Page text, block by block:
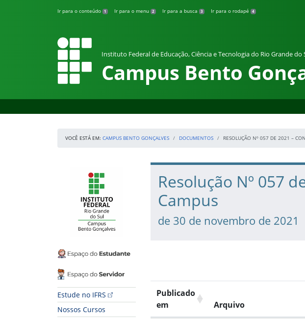
Ir para o conteúdo 1 Ir para o menu 2 Ir para a busca 3 Ir para o rodapé 4
Instituto Federal de Educação, Ciência e Tecnologia do Rio Grande do
Campus Bento
VOCÊ ESTÁ EM: CAMPUS BENTO GONÇALVES DOCUMENTOS RESOLUÇÃO Nº 057 DE 2021 –
Espaço do Estudante
Espaço do Servidor
Estude no IFRS
Nossos Cursos
Início do conteúdo
Resolução Nº 057
Campus
de 30 de novembro de 2021
Publicado
em
Arquivo